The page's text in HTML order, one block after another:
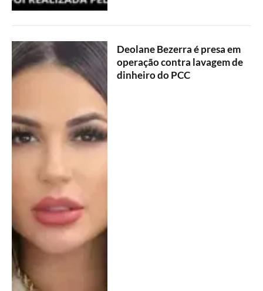
Deolane Bezerra é presa em
operação contra lavagem de
dinheiro do PCC